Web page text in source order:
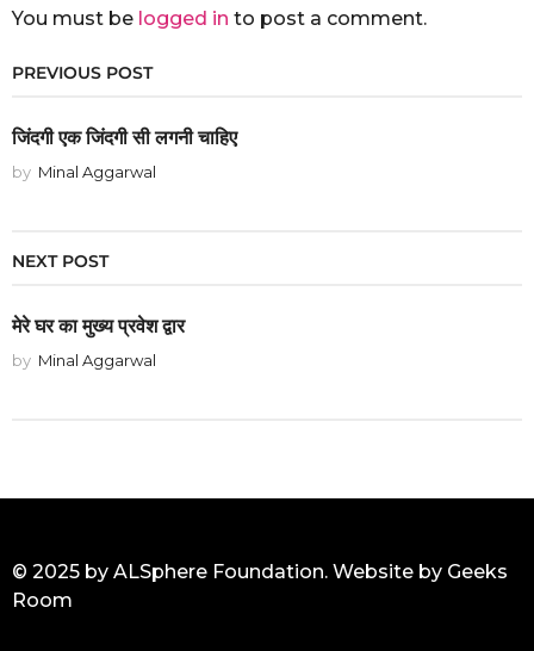
You must be logged in to post a comment.
PREVIOUS POST
जिंदगी एक जिंदगी सी लगनी चाहिए
by Minal Aggarwal
NEXT POST
मेरे घर का मुख्य प्रवेश द्वार
by Minal Aggarwal
© 2025 by ALSphere Foundation. Website by Geeks
Room